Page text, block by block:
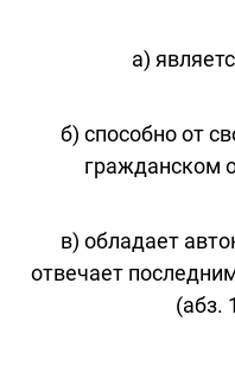
а)
б) способно от
гражданском
в) обладает
отвечает
(абз.